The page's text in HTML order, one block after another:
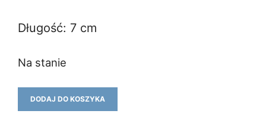
Długość: 7 cm
Na stanie
ilość
Broszka
DODAJ DO KOSZYKA